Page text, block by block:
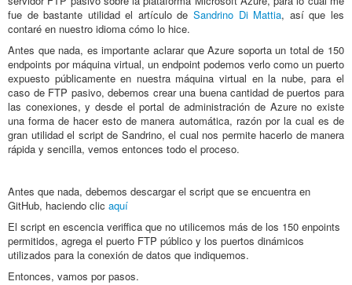
fue de bastante utilidad el artículo deSandrino Di Mattia, así que les
contaré en nuestro idioma cómo lo hice.
Antes que nada, es importante aclarar que Azure soporta un total de 150
endpoints por máquina virtual, un endpoint podemos verlo como un puerto
expuesto públicamente en nuestra máquina virtual en la nube, para el
caso de FTP pasivo, debemos crear una buena cantidad de puertos para
las conexiones, y desde el portal de administración de Azure no existe
una forma de hacer esto de manera automática, razón por la cual es de
gran utilidad el script de Sandrino, el cual nos permite hacerlo de manera
rápida y sencilla, vemos entonces todo el proceso.
Antes que nada, debemos descargar el script que se encuentra en
GitHub, haciendo clic aquí
El script en escencia veriffica que no utilicemos más de los 150 enpoints
permitidos, agrega el puerto FTP público y los puertos dinámicos
utilizados para la conexión de datos que indiquemos.
Entonces, vamos por pasos.